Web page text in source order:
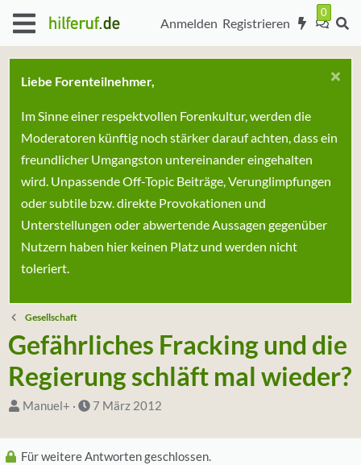
Anmelden Registrieren
Liebe Forenteilnehmer,
Im Sinne einer respektvollen Forenkultur, werden die
Moderatoren künftig noch stärker darauf achten, dass ein
freundlicher Umgangston untereinander eingehalten
wird. Unpassende Off-Topic Beiträge, Verunglimpfungen
oder subtile bzw. direkte Provokationen und
Unterstellungen oder abwertende Aussagen gegenüber
Nutzern haben hier keinen Platz und werden nicht
toleriert.
Gesellschaft
Gefährliches Fracking und die
Regierung schläft mal wieder?
S
Manuel+
D
7 März 2012
Für weitere Antworten geschlossen.